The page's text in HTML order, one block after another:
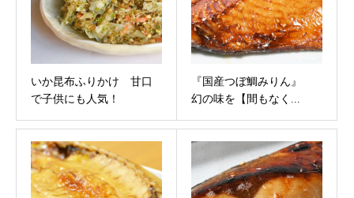
いか昆布ふりかけ 甘口
で子供にも人気！
『国産つぼ鯛みりん』
幻の味を【間もなく...